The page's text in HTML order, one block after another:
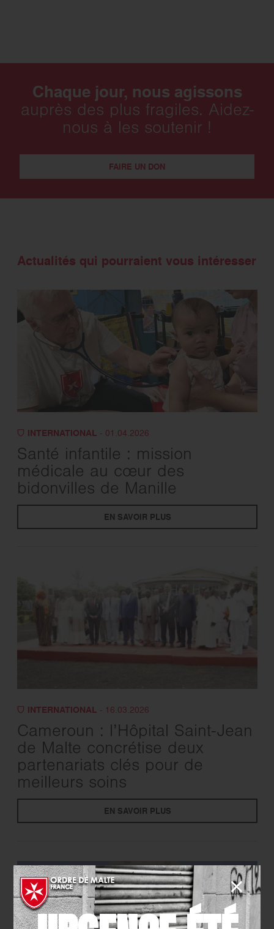
Chaque jour, nous agissons
auprès des plus fragiles. Aidez-
nous à les soutenir !
FAIRE UN DON
Actualités qui pourraient vous intéresser
INTERNATIONAL - 01.04.2026
Santé infantile : mission
médicale au cœur des
bidonvilles de Manille
EN SAVOIR PLUS
INTERNATIONAL - 16.03.2026
Cameroun : l’Hôpital Saint-Jean
de Malte concrétise deux
partenariats clés pour de
meilleurs soins
EN SAVOIR PLUS